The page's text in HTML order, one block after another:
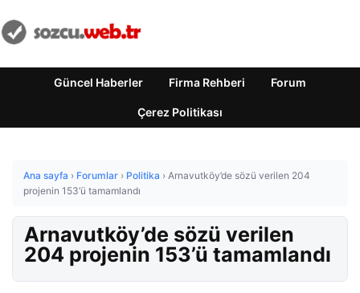
Güncel Haberler Firma Rehberi Forum
Çerez Politikası
Ana sayfa › Forumlar › Politika › Arnavutköy’de sözü verilen 204
projenin 153’ü tamamlandı
Arnavutköy’de sözü verilen
204 projenin 153’ü tamamlandı